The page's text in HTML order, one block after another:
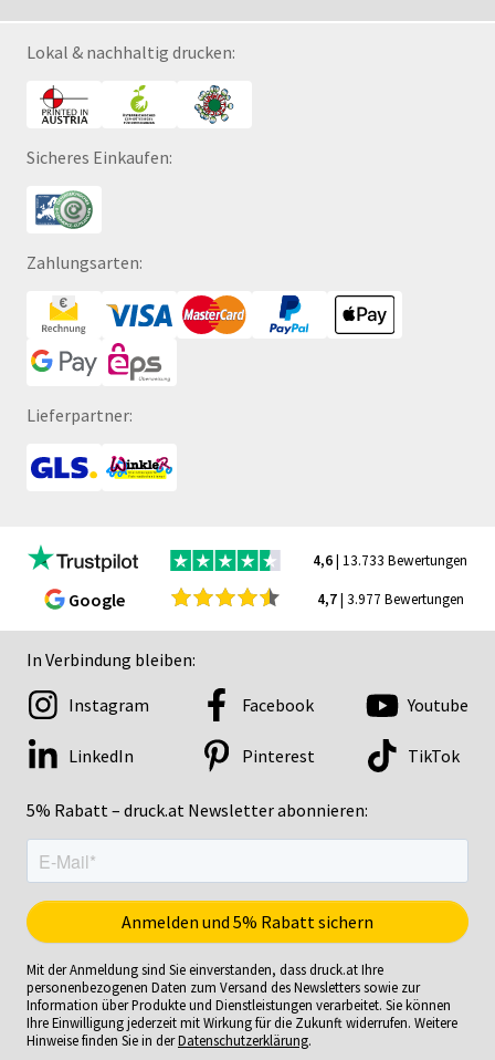
Lokal & nachhaltig drucken:
Sicheres Einkaufen:
Zahlungsarten:
Lieferpartner:
4,6| 13.733 Bewertungen
Google 4,7| 3.977 Bewertungen
In Verbindung bleiben:
5% Rabatt – druck.at Newsletter abonnieren:
Instagram Facebook Youtube
LinkedIn Pinterest TikTok
Mit der Anmeldung sind Sie einverstanden, dass druck.at Ihre
personenbezogenen Daten zum Versand des Newsletters sowie zur
Information über Produkte und Dienstleistungen verarbeitet. Sie können
Ihre Einwilligung jederzeit mit Wirkung für die Zukunft widerrufen. Weitere
Hinweise finden Sie in derDatenschutzerklärung.